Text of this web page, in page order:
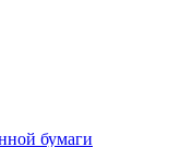
бумаги